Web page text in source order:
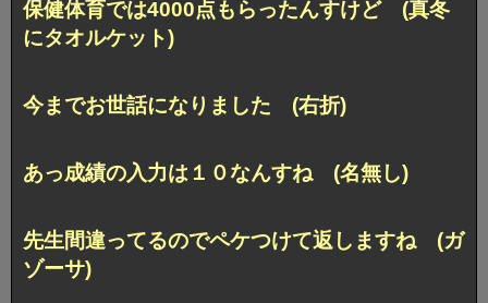
保健体育では4000点もらったんすけど (真冬
にタオルケット)
今までお世話になりました (右折)
あっ成績の入力は１０なんすね (名無し)
先生間違ってるのでペケつけて返しますね (ガ
ゾーサ)